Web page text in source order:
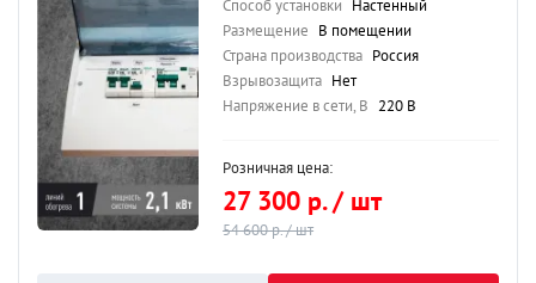
Способ установки Настенный
Размещение В помещении
Страна производства Россия
Взрывозащита Нет
Напряжение в сети, В 220 В
Розничная цена:
27 300 р. / шт
54 600 р. / шт